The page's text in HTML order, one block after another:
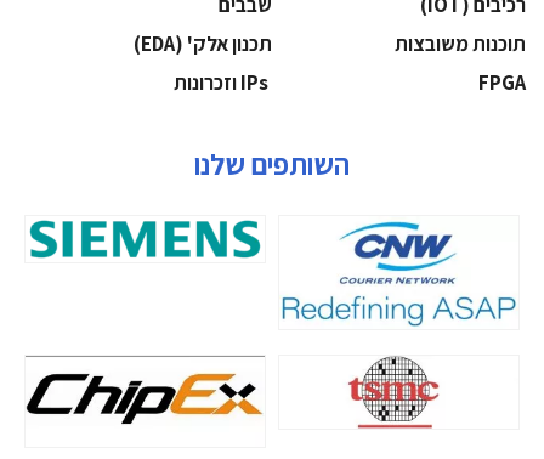
‫תוכנות משובצות‬
‫תכנון אלק' (‪(EDA‬‬
‫‪FPGA‬‬
השותפים שלנו